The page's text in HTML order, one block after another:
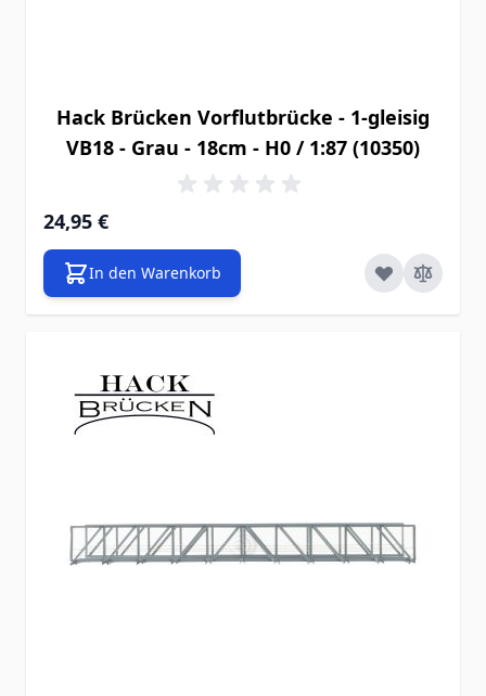
Hack Brücken Vorflutbrücke - 1-gleisig
VB18 - Grau - 18cm - H0 / 1:87 (10350)
24,95 €
In den Warenkorb